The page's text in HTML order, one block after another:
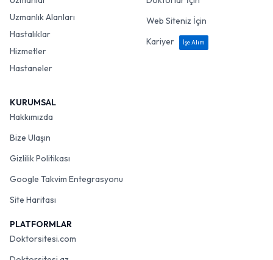
Uzmanlık Alanları
Hastalıklar
Hizmetler
Hastaneler
Web Siteniz İçin
Kariyer
İşe Alım
KURUMSAL
Hakkımızda
Bize Ulaşın
Gizlilik Politikası
Google Takvim Entegrasyonu
Site Haritası
PLATFORMLAR
Doktorsitesi.com